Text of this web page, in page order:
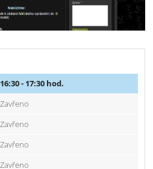
16:30 - 17:30 hod.
Zavřeno
Zavřeno
Zavřeno
Zavřeno